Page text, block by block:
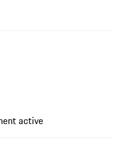
active